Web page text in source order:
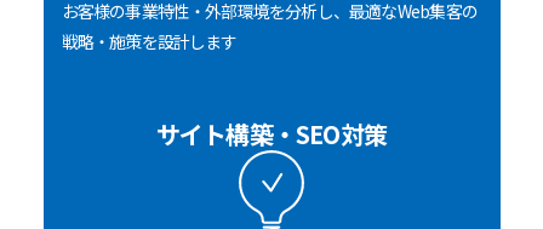
お客様の事業特性・外部環境を分析し、最適なWeb集客の
戦略・施策を設計します
サイト構築・SEO対策